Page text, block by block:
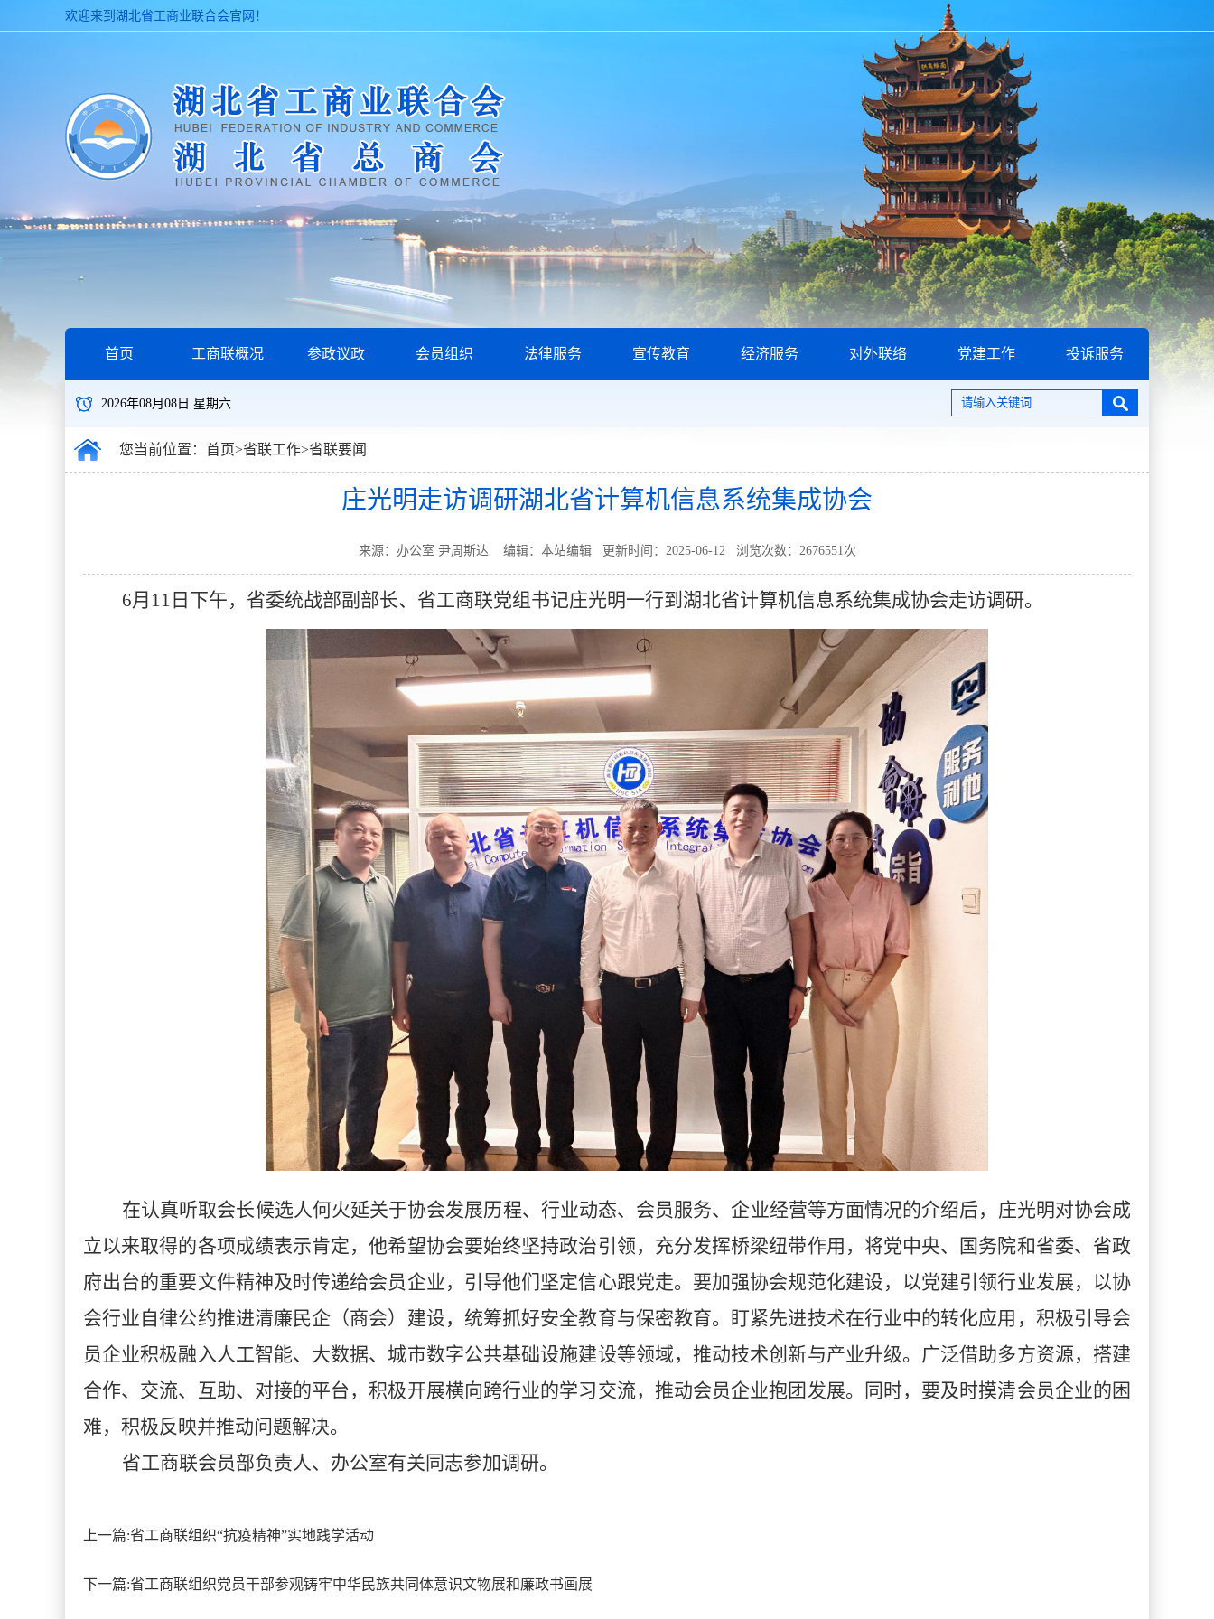
欢迎来到湖北省工商业联合会官网！
首页 工商联概况 参政议政 会员组织 法律服务 宣传教育 经济服务 对外联络 党建工作 投诉服务
2026年08月08日 星期六
您当前位置： 首页>省联工作>省联要闻
庄光明走访调研湖北省计算机信息系统集成协会
来源：办公室 尹周斯达 编辑：本站编辑 更新时间：2025-06-12 浏览次数： 2676551次
6月11日下午，省委统战部副部长、省工商联党组书记庄光明一行到湖北省计算机信息系统集成协会走访调研。
在认真听取会长候选人何火延关于协会发展历程、行业动态、会员服务、企业经营等方面情况的介绍后，庄光明对协会成
立以来取得的各项成绩表示肯定，他希望协会要始终坚持政治引领，充分发挥桥梁纽带作用，将党中央、国务院和省委、省政
府出台的重要文件精神及时传递给会员企业，引导他们坚定信心跟党走。要加强协会规范化建设，以党建引领行业发展，以协
会行业自律公约推进清廉民企（商会）建设，统筹抓好安全教育与保密教育。盯紧先进技术在行业中的转化应用，积极引导会
员企业积极融入人工智能、大数据、城市数字公共基础设施建设等领域，推动技术创新与产业升级。广泛借助多方资源，搭建
合作、交流、互助、对接的平台，积极开展横向跨行业的学习交流，推动会员企业抱团发展。同时，要及时摸清会员企业的困
难，积极反映并推动问题解决。
省工商联会员部负责人、办公室有关同志参加调研。
上一篇:省工商联组织“抗疫精神”实地践学活动
下一篇:省工商联组织党员干部参观铸牢中华民族共同体意识文物展和廉政书画展